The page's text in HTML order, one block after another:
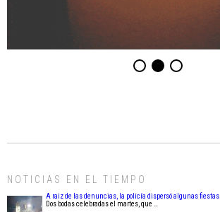
NOTICIAS EN EL TIEMPO
A raiz de las denuncias, la policía dispersó algunas fiestas.
Dos bodas celebradas el martes, que …